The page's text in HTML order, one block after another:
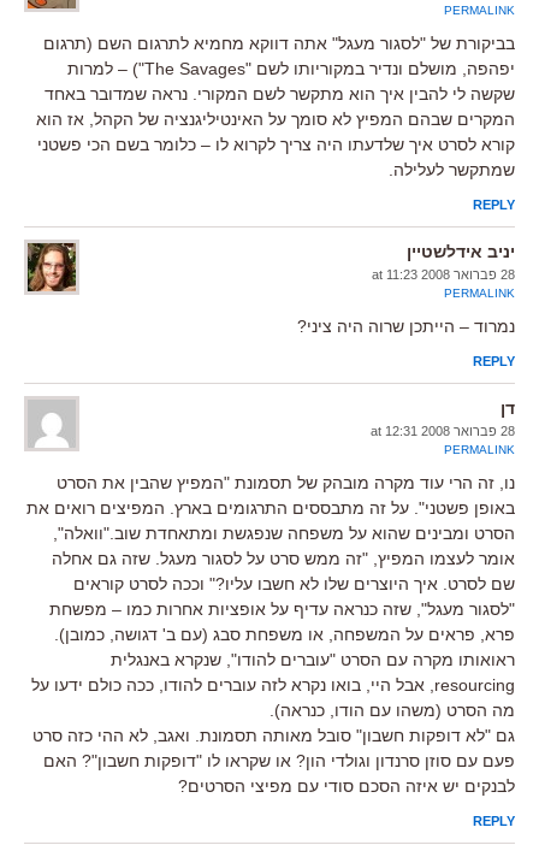
PERMALINK
בביקורת של "לסגור מעגל" אתה דווקא מחמיא לתרגום השם (תרגום
יפהפה, מושלם ונדיר במקוריותו לשם "The Savages") – למרות
שקשה לי להבין איך הוא מתקשר לשם המקורי. נראה שמדובר באחד
המקרים שבהם המפיץ לא סומך על האינטיליגנציה של הקהל, אז הוא
קורא לסרט איך שלדעתו היה צריך לקרוא לו – כלומר בשם הכי פשטני
שמתקשר לעלילה.
REPLY
יניב אידלשטיין
28 פברואר 2008 at 11:23
PERMALINK
נמרוד – הייתכן שרוה היה ציני?
REPLY
דן
28 פברואר 2008 at 12:31
PERMALINK
נו, זה הרי עוד מקרה מובהק של תסמונת "המפיץ שהבין את הסרט
באופן פשטני". על זה מתבססים התרגומים בארץ. המפיצים רואים את
הסרט ומבינים שהוא על משפחה שנפגשת ומתאחדת שוב."וואלה",
אומר לעצמו המפיץ, "זה ממש סרט על לסגור מעגל. שזה גם אחלה
שם לסרט. איך היוצרים שלו לא חשבו עליו?" וככה לסרט קוראים
"לסגור מעגל", שזה כנראה עדיף על אופציות אחרות כמו – מפשחת
פרא, פראים על המשפחה, או משפחת סבג (עם ב' דגושה, כמובן).
ראואותו מקרה עם הסרט "עוברים להודו", שנקרא באנגלית
resourcing, אבל היי, בואו נקרא לזה עוברים להודו, ככה כולם ידעו על
מה הסרט (משהו עם הודו, כנראה).
גם "לא דופקות חשבון" סובל מאותה תסמונת. ואגב, לא ההי כזה סרט
פעם עם סוזן סרנדון וגולדי הון? או שקראו לו "דופקות חשבון"? האם
לבנקים יש איזה הסכם סודי עם מפיצי הסרטים?
REPLY